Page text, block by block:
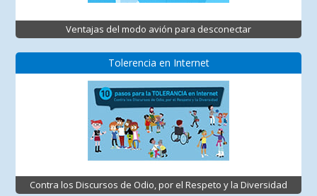
Ventajas del modo avión para desconectar
Tolerencia en Internet
Contra los Discursos de Odio, por el Respeto y la Diversidad